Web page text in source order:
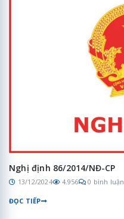
Nghị định 86/2014/NĐ-CP
13/12/2024 4.956 0 bình luận
ĐỌC TIẾP